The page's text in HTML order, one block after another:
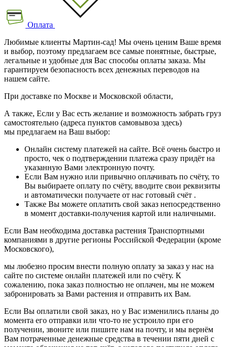
Оплата
Любимые клиенты Мартин-сад! Мы очень ценим Ваше время
и выбор, поэтому предлагаем все самые понятные, быстрые,
легальные и удобные для Вас способы оплаты заказа. Мы
гарантируем безопасность всех денежных переводов на
нашем сайте.
При доставке по Москве и Московской области,
А также, Если у Вас есть желание и возможность забрать груз
самостоятельно (адреса пунктов самовывоза здесь)
мы предлагаем на Ваш выбор:
Онлайн систему платежей на сайте. Всё очень быстро и
просто, чек о подтверждении платежа сразу придёт на
указанную Вами электронную почту.
Если Вам нужно или привычно оплачивать по счёту, то
Вы выбираете оплату по счёту, вводите свои реквизиты
и автоматически получаете от нас готовый счёт .
Также Вы можете оплатить свой заказ непосредственно
в момент доставки-получения картой или наличными.
Если Вам необходима доставка растения Транспортными
компаниями в другие регионы Российской Федерации (кроме
Московского),
мы любезно просим внести полную оплату за заказ у нас на
сайте по системе онлайн платежей или по счёту. К
сожалению, пока заказ полностью не оплачен, мы не можем
забронировать за Вами растения и отправить их Вам.
Если Вы оплатили свой заказ, но у Вас изменились планы до
момента его отправки или что-то не устроило при его
получении, звоните или пишите нам на почту, и мы вернём
Вам потраченные денежные средства в течении пяти дней с